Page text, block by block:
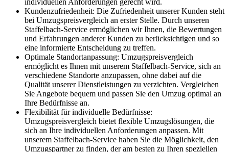
individuellen Anforderungen gerecht wird.
Kundenzufriedenheit: Die Zufriedenheit unserer Kunden steht
bei Umzugspreisvergleich an erster Stelle. Durch unseren
Staffelbach-Service ermöglichen wir Ihnen, die Bewertungen
und Erfahrungen anderer Kunden zu berücksichtigen und so
eine informierte Entscheidung zu treffen.
Optimale Standortanpassung: Umzugspreisvergleich
ermöglicht es Ihnen mit unserem Staffelbach-Service, sich an
verschiedene Standorte anzupassen, ohne dabei auf die
Qualität unserer Dienstleistungen zu verzichten. Vergleichen
Sie Angebote bequem und passen Sie den Umzug optimal an
Ihre Bedürfnisse an.
Flexibilität für individuelle Bedürfnisse:
Umzugspreisvergleich bietet flexible Umzugslösungen, die
sich an Ihre individuellen Anforderungen anpassen. Mit
unserem Staffelbach-Service haben Sie die Möglichkeit, den
Umzugspartner zu finden, der am besten zu Ihren speziellen